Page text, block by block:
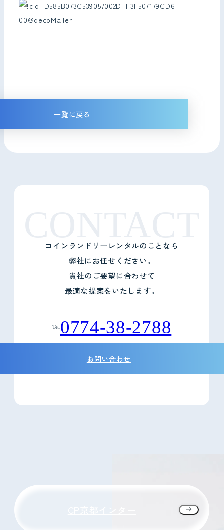
一覧に戻る
コインランドリーレンタルのことなら
弊社にお任せください。
貴社のご要望に合わせて
最適な提案をいたします。
Tel 0774-38-2788
お問い合わせ